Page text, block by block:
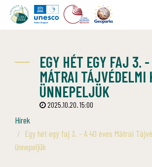
EGY HÉT EGY FAJ 3.
MÁTRAI TÁJVÉDELMI
ÜNNEPELJÜK
2025.10.20. 15:00
Hírek
Egy hét egy faj 3. - A 40 éves Mátrai
ünnepeljük